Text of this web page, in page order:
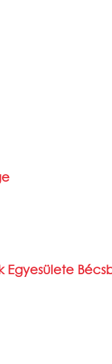
Egyesülete